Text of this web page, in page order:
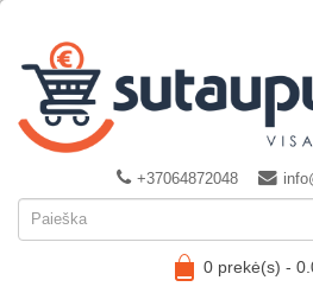
+37064872048
0 prekė(s) -